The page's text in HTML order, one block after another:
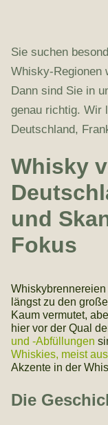
Sie suchen
Whisky-Regionen
Dann sind Sie in
genau richtig. Wir
Deutschland,
Whisky
und
Fokus
längst zu den
Kaum vermutet,
hier vor der Qual
und -Abfüllungen
Whiskies, meist
Akzente in der
Die